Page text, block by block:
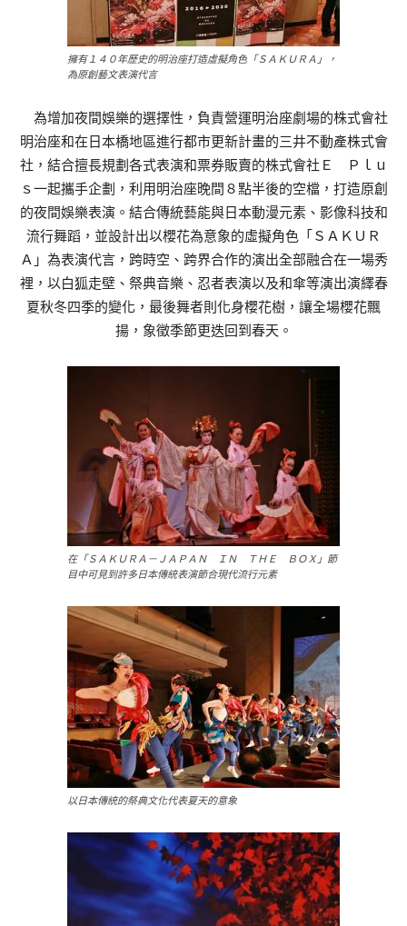
擁有１４０年歷史的明治座打造虛擬角色「ＳＡＫＵＲＡ」，
為原創藝文表演代言
為增加夜間娛樂的選擇性，負責營運明治座劇場的株式會社
明治座和在日本橋地區進行都市更新計畫的三井不動產株式會
社，結合擅長規劃各式表演和票券販賣的株式會社Ｅ Ｐｌｕ
ｓ一起攜手企劃，利用明治座晚間８點半後的空檔，打造原創
的夜間娛樂表演。結合傳統藝能與日本動漫元素、影像科技和
流行舞蹈，並設計出以櫻花為意象的虛擬角色「ＳＡＫＵＲ
Ａ」為表演代言，跨時空、跨界合作的演出全部融合在一場秀
裡，以白狐走壁、祭典音樂、忍者表演以及和傘等演出演繹春
夏秋冬四季的變化，最後舞者則化身櫻花樹，讓全場櫻花飄
揚，象徵季節更迭回到春天。
在「ＳＡＫＵＲＡ－ＪＡＰＡＮ ＩＮ ＴＨＥ ＢＯＸ」節
目中可見到許多日本傳統表演節合現代流行元素
以日本傳統的祭典文化代表夏天的意象